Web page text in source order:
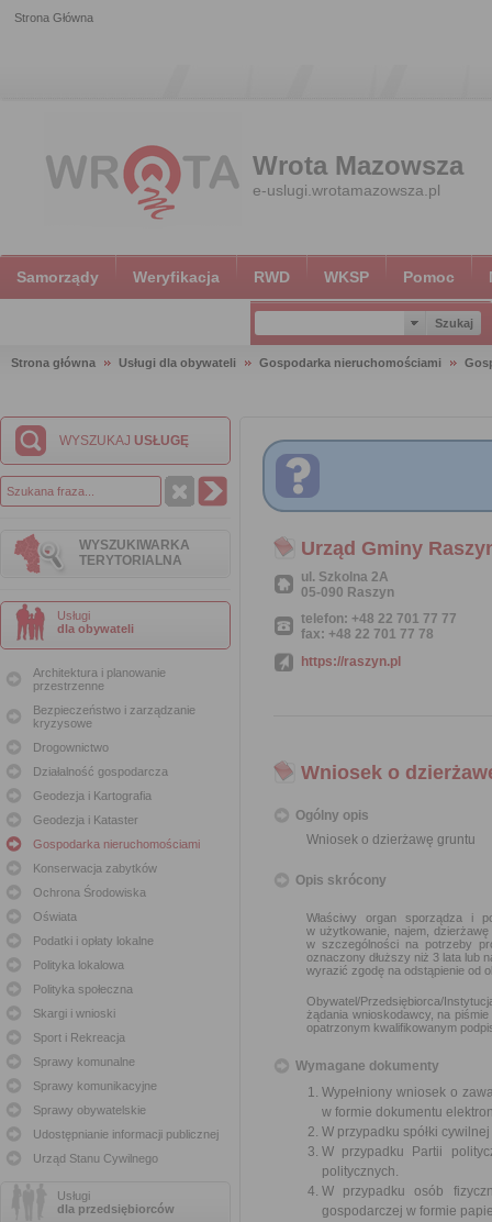
Strona Główna
Wrota Mazowsza
e-uslugi.wrotamazowsza.pl
Samorządy Weryfikacja RWD WKSP Pomoc
Strona główna Usługi dla obywateli Gospodarka nieruchomościami
WYSZUKAJ USŁUGĘ
WYSZUKIWARKA
TERYTORIALNA
Usługi
dla obywateli
Architektura i planowanie
przestrzenne
Bezpieczeństwo i zarządzanie
kryzysowe
Drogownictwo
Działalność gospodarcza
Geodezja i Kartografia
Geodezja i Kataster
Gospodarka nieruchomościami
Konserwacja zabytków
Ochrona Środowiska
Oświata
Podatki i opłaty lokalne
Polityka lokalowa
Polityka społeczna
Skargi i wnioski
Sport i Rekreacja
Sprawy komunalne
Sprawy komunikacyjne
Sprawy obywatelskie
Udostępnianie informacji publicznej
Urząd Stanu Cywilnego
Usługi
dla przedsiębiorców
Urząd Gminy
ul. Szkolna 2A
05-090 Raszyn
telefon: +48 22 701 77 77
fax: +48 22 701 77 78
https://raszyn.pl
Wniosek o
Ogólny opis
Wniosek o dzierżawę gruntu
Opis skrócony
Właściwy organ sporządza i
w użytkowanie, najem,
w szczególności na potrzeby
oznaczony dłuższy niż 3 lata lub
wyrazić zgodę na odstąpienie od
Obywatel/Przedsiębiorca/
żądania wnioskodawcy, na
opatrzonym kwalifikowanym
Wymagane dokumenty
Wypełniony wniosek o
w formie dokumentu
W przypadku spółki
W przypadku Partii
politycznych.
W przypadku osób
gospodarczej w formie